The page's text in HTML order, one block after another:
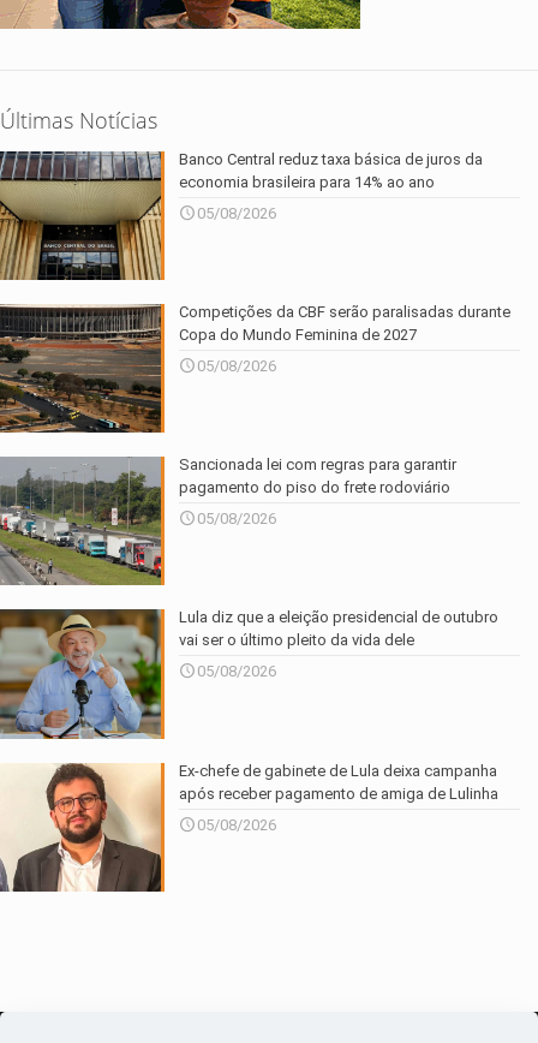
Últimas Notícias
Banco Central reduz taxa básica de juros da
economia brasileira para 14% ao ano
05/08/2026
Competições da CBF serão paralisadas durante
Copa do Mundo Feminina de 2027
05/08/2026
Sancionada lei com regras para garantir
pagamento do piso do frete rodoviário
05/08/2026
Lula diz que a eleição presidencial de outubro
vai ser o último pleito da vida dele
05/08/2026
Ex-chefe de gabinete de Lula deixa campanha
após receber pagamento de amiga de Lulinha
05/08/2026